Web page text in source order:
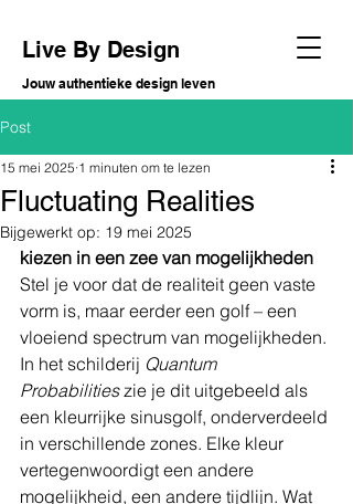
Live By Design
Jouw authentieke design leven
Post
Fluctuating Realities
15 mei 2025 1 minuten om te lezen
Bijgewerkt op: 19 mei 2025
kiezen in een zee van mogelijkheden
Stel je voor dat de realiteit geen vaste
vorm is, maar eerder een golf – een
vloeiend spectrum van mogelijkheden.
In het schilderij Quantum
Probabilities zie je dit uitgebeeld als
een kleurrijke sinusgolf, onderverdeeld
in verschillende zones. Elke kleur
vertegenwoordigt een andere
mogelijkheid, een andere tijdlijn. Wat